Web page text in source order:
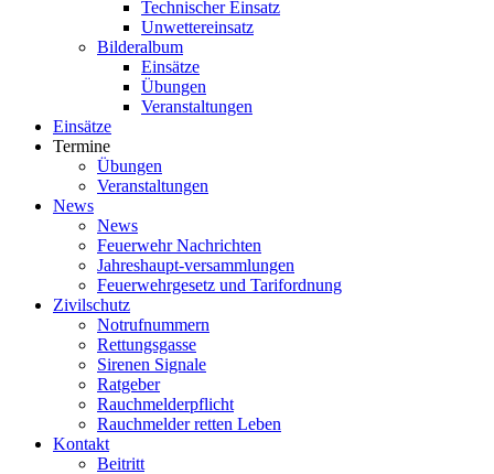
Technischer Einsatz
Unwettereinsatz
Bilderalbum
Einsätze
Übungen
Veranstaltungen
Einsätze
Termine
Übungen
Veranstaltungen
News
News
Feuerwehr Nachrichten
Jahreshaupt-versammlungen
Feuerwehrgesetz und Tarifordnung
Zivilschutz
Notrufnummern
Rettungsgasse
Sirenen Signale
Ratgeber
Rauchmelderpflicht
Rauchmelder retten Leben
Kontakt
Beitritt